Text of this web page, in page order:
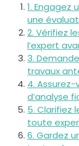
1. Engagez
une
2. Vérifiez
l’expert
3.
travaux
4.
d’analyse
5. Clarifiez
toute
6. Gardez